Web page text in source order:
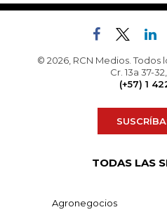
© 2026, RCN Medios. Todos
Cr. 13a 37-
(+57) 1
TODAS LAS
Agronegocios